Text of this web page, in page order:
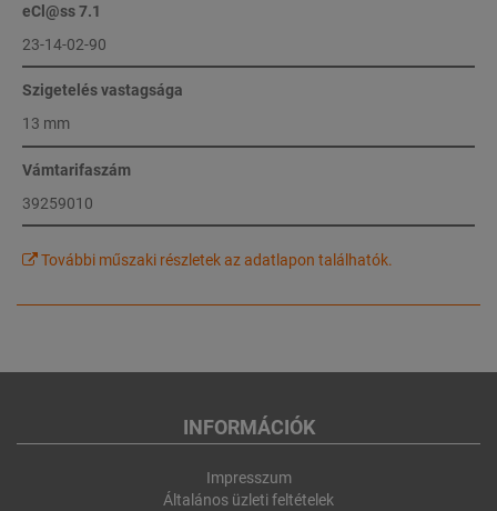
eCl@ss 7.1
23-14-02-90
Szigetelés vastagsága
13 mm
Vámtarifaszám
39259010
További műszaki részletek az adatlapon találhatók.
INFORMÁCIÓK
Impresszum
Általános üzleti feltételek